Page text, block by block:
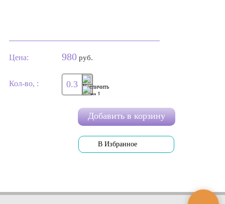
Цена: 980руб.
Кол-во, :
Добавить в корзину
В Избранное